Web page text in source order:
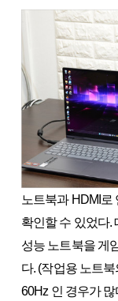
노트북과 HDMI로
확인할 수 있었다.
성능 노트북을 게
다. (작업용 노트
60Hz 인 경우가